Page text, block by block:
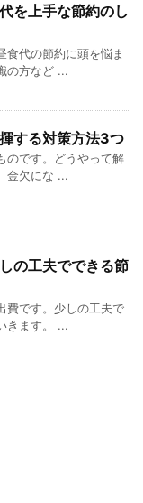
を上手な節約のし
食代の節約に頭を悩ま
の方など ...
する対策方法3つ
のです。どうやって解
金欠にな ...
の工夫でできる節
費です。少しの工夫で
きます。 ...